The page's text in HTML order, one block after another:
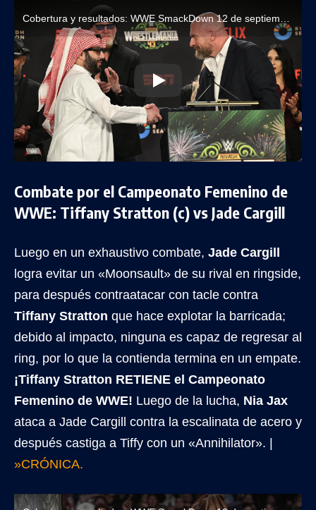
Combate por el Campeonato Femenino de
WWE: Tiffany Stratton (c) vs Jade Cargill
Luego en un exhaustivo combate, Jade Cargill
logra evitar un «Moonsault» de su rival en ringside,
para después contraatacar con tacle contra
Tiffany Stratton que hace explotar la barricada;
debido al impacto, ninguna es capaz de regresar al
ring, por lo que la contienda termina en un empate.
¡Tiffany Stratton RETIENE el Campeonato
Femenino de WWE! Luego de la lucha, Nia Jax
ataca a Jade Cargill contra la escalinata de acero y
después castiga a Tiffy con un «Annihilator». |
»CRÓNICA.